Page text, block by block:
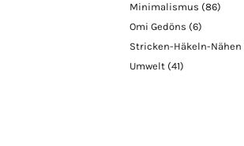
Minimalismus (86)
Omi Gedöns (6)
Stricken-Häkeln-Nähen
Umwelt (41)